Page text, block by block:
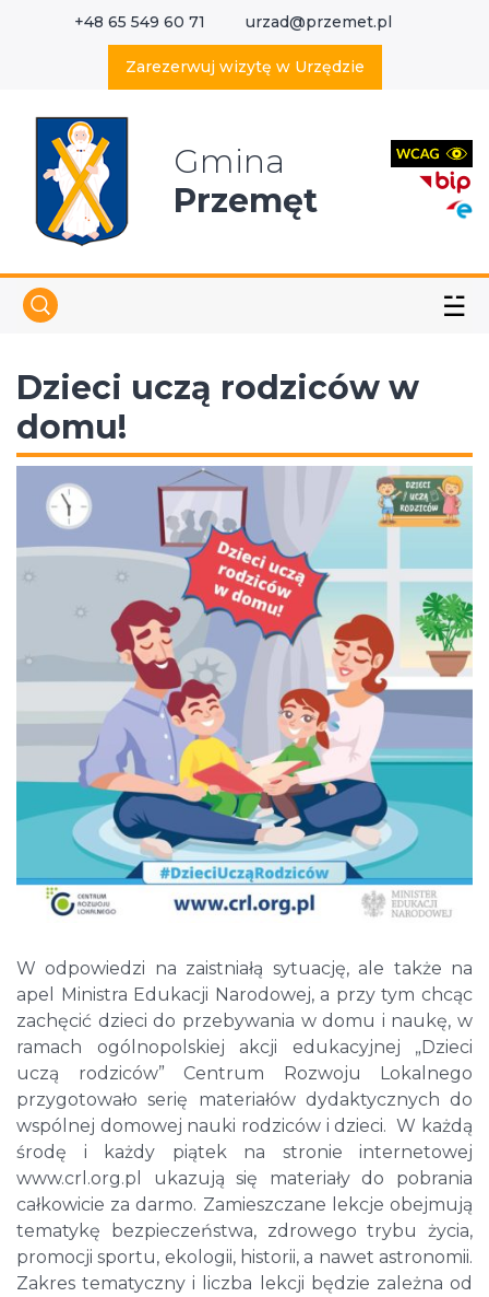
+48 65 549 60 71 urzad@przemet.pl
Zarezerwuj wizytę w Urzędzie
Gmina
Przemęt
☱
Dzieci uczą rodziców w
domu!
W odpowiedzi na zaistniałą sytuację, ale także na
apel Ministra Edukacji Narodowej, a przy tym chcąc
zachęcić dzieci do przebywania w domu i naukę, w
ramach ogólnopolskiej akcji edukacyjnej „Dzieci
uczą rodziców” Centrum Rozwoju Lokalnego
przygotowało serię materiałów dydaktycznych do
wspólnej domowej nauki rodziców i dzieci. W każdą
środę i każdy piątek na stronie internetowej
www.crl.org.pl ukazują się materiały do pobrania
całkowicie za darmo. Zamieszczane lekcje obejmują
tematykę bezpieczeństwa, zdrowego trybu życia,
promocji sportu, ekologii, historii, a nawet astronomii.
Zakres tematyczny i liczba lekcji będzie zależna od
Wyszukaj w serwisie